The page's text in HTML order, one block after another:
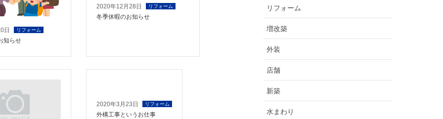
日 リフォーム
知らせ
2020年12月28日 リフォーム
冬季休暇のお知らせ
2020年3月23日 リフォーム
外構工事というお仕事
リフォーム
増改築
外装
店舗
新築
水まわり